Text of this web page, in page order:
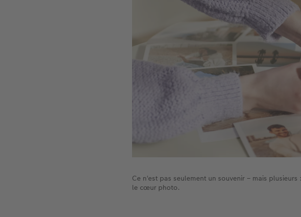
Ce n'est pas seulement un souvenir – mais
le cœur photo.